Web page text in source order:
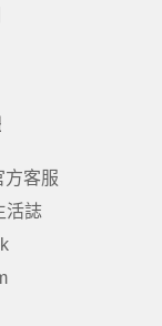
方客服
活誌